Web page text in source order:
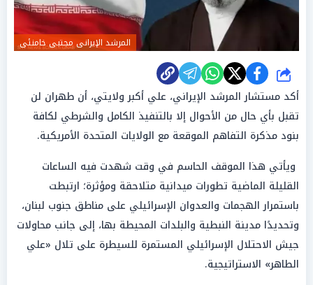
المرشد الإيرانى مجتبى خامنئى
شارك
أكد مستشار المرشد الإيراني، علي أكبر ولايتي، أن طهران لن
تقبل بأي حال من الأحوال إلا بالتنفيذ الكامل والشرطي لكافة
بنود مذكرة التفاهم الموقعة مع الولايات المتحدة الأمريكية.
ويأتي هذا الموقف الحاسم في وقت شهدت فيه الساعات
القليلة الماضية تطورات ميدانية متلاحقة ومؤثرة؛ ارتبطت
باستمرار الهجمات والعدوان الإسرائيلي على مناطق جنوب لبنان،
وتحديدًا مدينة النبطية والبلدات المحيطة بها، إلى جانب محاولات
جيش الاحتلال الإسرائيلي المستمرة للسيطرة على تلال «علي
الطاهر» الاستراتيجية.